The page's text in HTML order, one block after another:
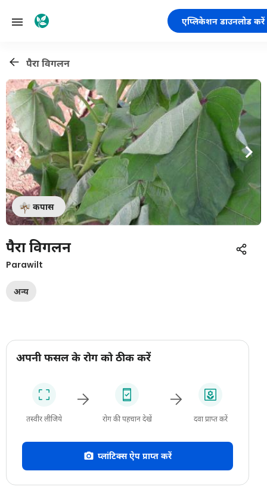
एप्लिकेशन डाउनलोड करें
पैरा विगलन
कपास
पैरा विगलन
Parawilt
अन्य
अपनी फसल के रोग को ठीक करें
तस्वीर लीजिये रोग की पहचान देखें दवा प्राप्त करें
प्लांटिक्स ऐप प्राप्त करें